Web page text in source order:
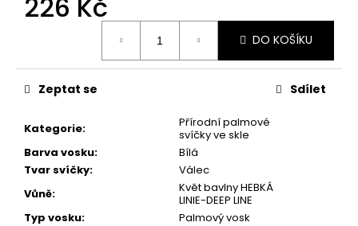
226 Kč
DO KOŠÍKU
Kategorie:
Přírodní palmové
svíčky ve skle
Barva vosku:
Bílá
Tvar svíčky:
Válec
Vůně:
Květ bavlny HEBKÁ
LINIE-DEEP LINE
Typ vosku:
Palmový vosk
Zeptat se Sdílet
e
m
e
PŘÍRODNÍ
VONNÁ
SVÍČKA
SÓJOVÁ
AROMKA